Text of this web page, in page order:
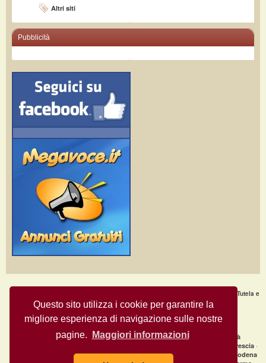
Questo sito utilizza i cookie per garantire la
migliore esperienza di navigazione sulle nostre
pagine.
Maggiori informazioni
Altri siti
Pubblicità
Tutela e
Sicurezza·Privacy·Aiuto
Annunci Gratuiti © Copyright 2009MegaVoce.it - All Rights Reserved.
Annunci recenti per città|clicca qui per la lista completa delle città
Annunci gratuiti Brescia ·
Annunci gratuiti Firenze·Annunci gratuiti Genova
Annunci gratuiti Modena